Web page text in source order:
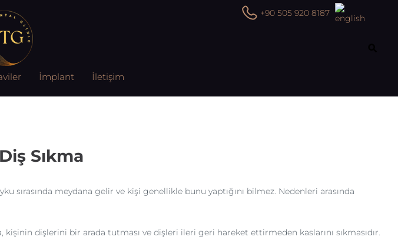
+90 505 920 8187
İmplant İletişim
Sıkma
sırasında meydana gelir ve kişi genellikle bunu yaptığını bilmez. Nedenleri arasında
dişlerini bir arada tutması ve dişleri ileri geri hareket ettirmeden kaslarını sıkmasıdır.